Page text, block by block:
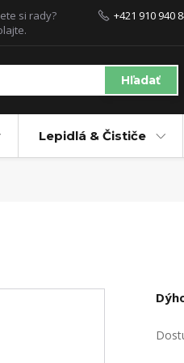
Hľadať
si rady?
+421 910 940
Lepidlá & Čističe